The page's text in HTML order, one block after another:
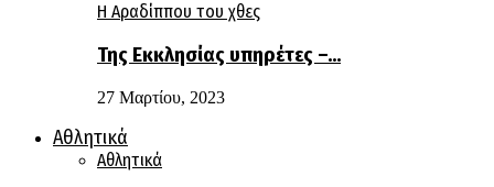
Η Αραδίππου του χθες
Της Εκκλησίας υπηρέτες –…
27 Μαρτίου, 2023
Αθλητικά
Αθλητικά